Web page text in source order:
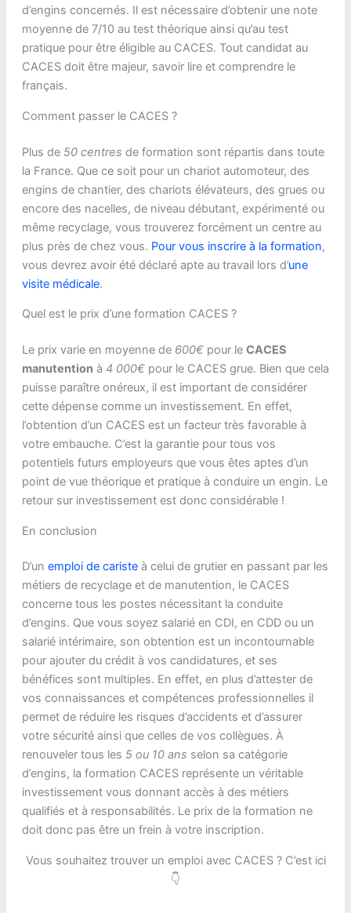
d’engins concernés. Il est nécessaire d’obtenir une note
moyenne de 7/10 au test théorique ainsi qu’au test
pratique pour être éligible au CACES. Tout candidat au
CACES doit être majeur, savoir lire et comprendre le
français.
Comment passer le CACES ?
Plus de 50 centres de formation sont répartis dans toute
la France. Que ce soit pour un chariot automoteur, des
engins de chantier, des chariots élévateurs, des grues ou
encore des nacelles, de niveau débutant, expérimenté ou
même recyclage, vous trouverez forcément un centre au
plus près de chez vous. Pour vous inscrire à la formation,
vous devrez avoir été déclaré apte au travail lors d’une
visite médicale.
Quel est le prix d’une formation CACES ?
Le prix varie en moyenne de 600€pour le CACES
manutentionà 4 000€pour le CACES grue. Bien que cela
puisse paraître onéreux, il est important de considérer
cette dépense comme un investissement. En effet,
l’obtention d’un CACES est un facteur très favorable à
votre embauche. C’est la garantie pour tous vos
potentiels futurs employeurs que vous êtes aptes d’un
point de vue théorique et pratique à conduire un engin. Le
retour sur investissement est donc considérable !
En conclusion
D’un emploi de caristeà celui de grutier en passant par les
métiers de recyclage et de manutention, le CACES
concerne tous les postes nécessitant la conduite
d’engins. Que vous soyez salarié en CDI, en CDD ou un
salarié intérimaire, son obtention est un incontournable
pour ajouter du crédit à vos candidatures, et ses
bénéfices sont multiples. En effet, en plus d’attester de
vos connaissances et compétences professionnelles il
permet de réduire les risques d’accidents et d’assurer
votre sécurité ainsi que celles de vos collègues. À
renouveler tous les 5 ou 10 ans selon sa catégorie
d’engins, la formation CACES représente un véritable
investissement vous donnant accès à des métiers
qualifiés et à responsabilités. Le prix de la formation ne
doit donc pas être un frein à votre inscription.
Vous souhaitez trouver un emploi avec CACES ? C’est ici
👇